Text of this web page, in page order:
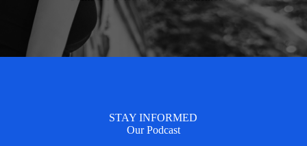
STAY INFORMED
Our Podcast